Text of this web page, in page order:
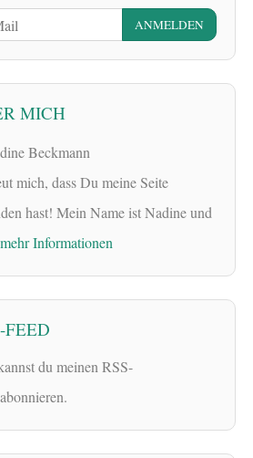
MICH
mich, dass Du meine Seite
hast! Mein Name ist Nadine und
Informationen
FEED
du meinen RSS-